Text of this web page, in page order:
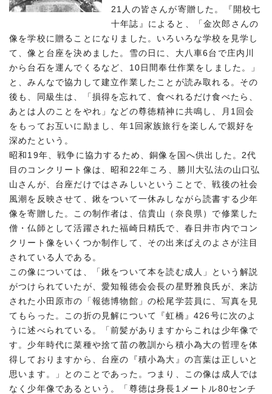
21人の皆さんが寄贈した。『開校七
十年誌』によると、「金次郎さんの
像を学校に贈ることになりました。いろいろな学校を見学し
て、像と台座を決めました。雪の日に、大八車6台で庄内川
から台石を運んでくるなど、10日間奉仕作業をしました。」
と、みんなで協力して建立作業したことが読み取れる。その
後も、同級生は、「損得を忘れて、食べれるだけ食べたら、
あとは人のことをやれ」などの尊徳精神に共鳴し、月1回会
をもってお互いに励まし、年1回家族旅行を楽しんで親好を
深めたという。
昭和19年、戦争に協力するため、銅像を国へ供出した。2代
目のコンクリート像は、昭和22年ころ、勝川大弘法の山口弘
山さんが、台座だけではさみしいということで、戦後の社会
風潮を反映させて、鍬をついて一休みしながら読書する少年
像を寄贈した。この制作者は、信貴山（奈良県）で修業した
僧・仏師として活躍された福崎日精氏で、春日井市内でコン
クリート像をいくつか制作して、その出来ばえのよさが注目
されている人である。
この像については、「鍬をついて本を読む成人」という解説
がつけられていたが、愛知報徳会会長の星野雅良氏が、来訪
された小田原市の「報徳博物館」の松尾学芸員に、写真を見
てもらった。この折の見解について『虹橋』426号に次のよ
うに述べられている。「前髪がありますからこれは少年像で
す。少年時代に菜種や捨て苗の教訓から積小為大の哲理を体
得しておりますから、台座の『積小為大』の言葉は正しいと
思います。」とのことであった。つまり、この像は成人では
なく少年像であるという。「尊徳は身長1メートル80センチ